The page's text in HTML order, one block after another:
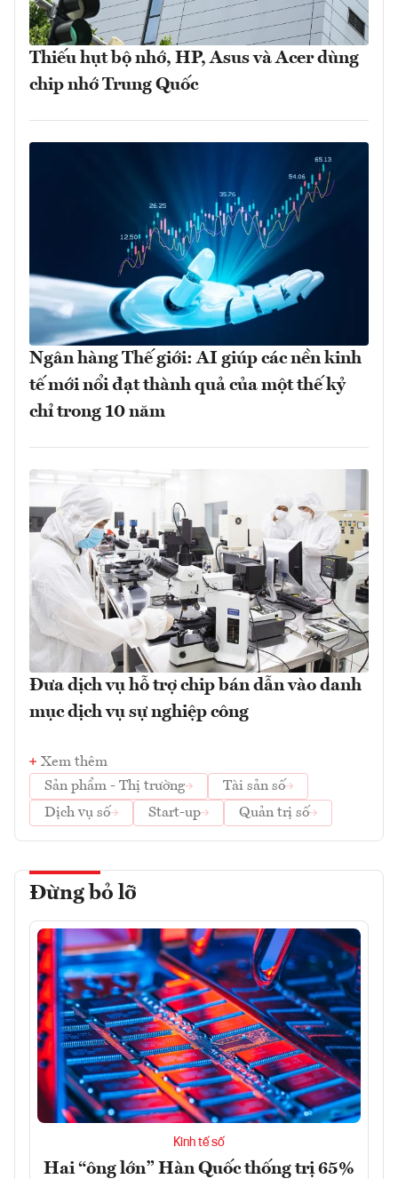
Thiếu hụt bộ nhớ, HP, Asus và Acer dùng
chip nhớ Trung Quốc
Ngân hàng Thế giới: AI giúp các nền kinh
tế mới nổi đạt thành quả của một thế kỷ
chỉ trong 10 năm
Đưa dịch vụ hỗ trợ chip bán dẫn vào danh
mục dịch vụ sự nghiệp công
Xem thêm
Sản phẩm - Thị trường
Tài sản số
Dịch vụ số
Start-up Quản trị số
Đừng bỏ lỡ
Kinh tế số
Hai “ông lớn” Hàn Quốc thống trị 65%